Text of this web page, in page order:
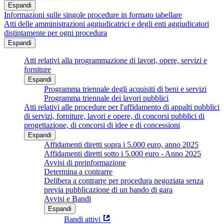
Espandi
Informazioni sulle singole procedure in formato tabellare
Atti delle amministrazioni aggiudicatrici e degli enti aggiudicatori
distintamente per ogni procedura
Espandi
Atti relativi alla programmazione di lavori, opere, servizi e
forniture
Espandi
Programma triennale degli acquisiti di beni e servizi
Programma triennale dei lavori pubblici
Atti relativi alle procedure per l'affidamento di appalti pubblici
di servizi, forniture, lavori e opere, di concorsi pubblici di
progettazione, di concorsi di idee e di concessioni
Espandi
Affidamenti diretti sopra i 5.000 euro, anno 2025
Affidamenti diretti sotto i 5.000 euro - Anno 2025
Avvisi di preinformazione
Determina a contrarre
Delibera a contrarre per procedura negoziata senza
previa pubblicazione di un bando di gara
Avvisi e Bandi
Espandi
Bandi attivi